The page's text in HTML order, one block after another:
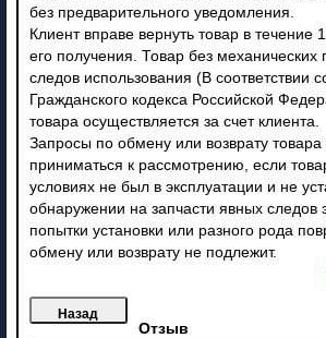
без предварительного уведомления.
Клиент вправе вернуть товар в течение
его получения. Товар без механических
следов использования (В соответствии
Гражданского кодекса Российской
товара осуществляется за счет клиента.
Запросы по обмену или возврату товара
приниматься к рассмотрению, если
условиях не был в эксплуатации и не
обнаружении на запчасти явных следов
попытки установки или разного рода
обмену или возврату не подлежит.
Отзыв